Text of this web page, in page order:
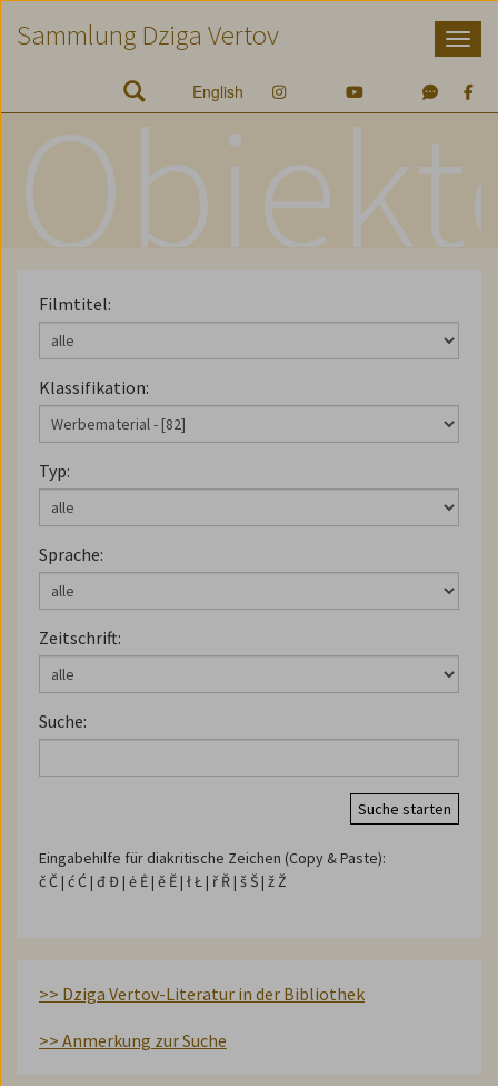
Zum
Inhalt
Zum
Hauptmenü
Zur
Suche
Sammlung Dziga Vertov
English
Filmtitel:
Klassifikation:
Typ:
Sprache:
Zeitschrift:
Suche:
Suche starten
Eingabehilfe für diakritische Zeichen (Copy & Paste):
č Č | ć Ć | đ Đ | ė Ė | ě Ě | ł Ł | ř Ř | š Š | ž Ž
>> Dziga Vertov-Literatur in der Bibliothek
>> Anmerkung zur Suche